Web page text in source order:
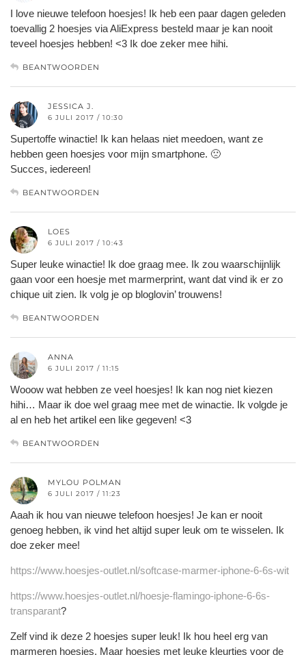
I love nieuwe telefoon hoesjes! Ik heb een paar dagen geleden
toevallig 2 hoesjes via AliExpress besteld maar je kan nooit
teveel hoesjes hebben! <3 Ik doe zeker mee hihi.
BEANTWOORDEN
JESSICA J.
6 JULI 2017 / 10:30
Supertoffe winactie! Ik kan helaas niet meedoen, want ze
hebben geen hoesjes voor mijn smartphone. 🙁
Succes, iedereen!
BEANTWOORDEN
LOES
6 JULI 2017 / 10:43
Super leuke winactie! Ik doe graag mee. Ik zou waarschijnlijk
gaan voor een hoesje met marmerprint, want dat vind ik er zo
chique uit zien. Ik volg je op bloglovin’ trouwens!
BEANTWOORDEN
ANNA
6 JULI 2017 / 11:15
Wooow wat hebben ze veel hoesjes! Ik kan nog niet kiezen
hihi… Maar ik doe wel graag mee met de winactie. Ik volgde je
al en heb het artikel een like gegeven! <3
BEANTWOORDEN
MYLOU POLMAN
6 JULI 2017 / 11:23
Aaah ik hou van nieuwe telefoon hoesjes! Je kan er nooit
genoeg hebben, ik vind het altijd super leuk om te wisselen. Ik
doe zeker mee!
https://www.hoesjes-outlet.nl/softcase-marmer-iphone-6-6s-wit
https://www.hoesjes-outlet.nl/hoesje-flamingo-iphone-6-6s-
transparant?
Zelf vind ik deze 2 hoesjes super leuk! Ik hou heel erg van
marmeren hoesjes. Maar hoesjes met leuke kleurtjes voor de